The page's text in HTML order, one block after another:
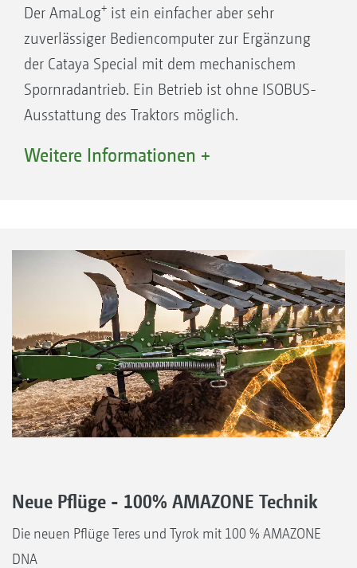
Der AmaLog+ ist ein einfacher aber sehr
zuverlässiger Bediencomputer zur Ergänzung
der Cataya Special mit dem mechanischem
Spornradantrieb. Ein Betrieb ist ohne ISOBUS-
Ausstattung des Traktors möglich.
Funktionen Ihres AmaLog+
Hektarzähler
Geschwindigkeitsanzeige
Weitere Informationen +
Neue Pflüge - 100% AMAZONE Technik
Die neuen Pflüge Teres und Tyrok mit 100 % AMAZONE
DNA